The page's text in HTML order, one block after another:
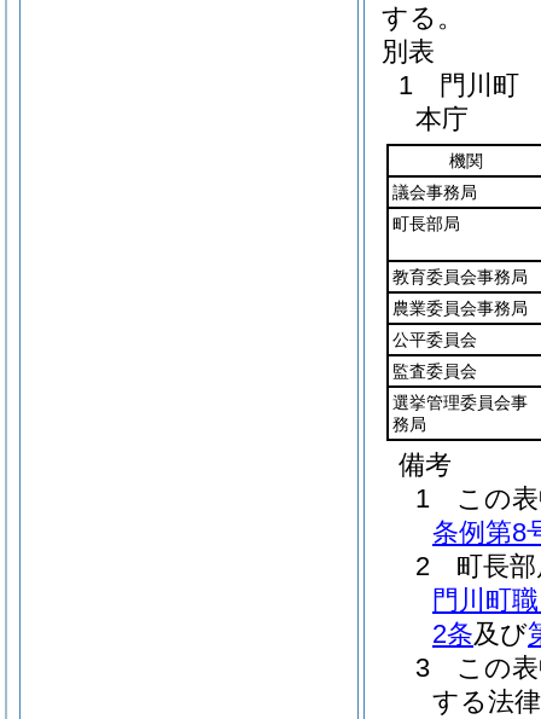
する。
別表
1 門川町
本庁
機関
議会事務局
町長部局
教育委員会事務局
農業委員会事務局
公平委員会
監査委員会
選挙管理委員会事
務局
備考
1 この表
条例第8
2 町長部
門川町
2条及び
3 この表
する法